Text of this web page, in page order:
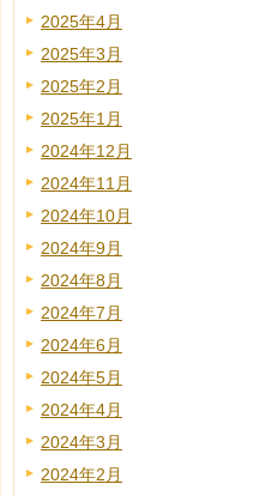
2025年4月
2025年3月
2025年2月
2025年1月
2024年12月
2024年11月
2024年10月
2024年9月
2024年8月
2024年7月
2024年6月
2024年5月
2024年4月
2024年3月
2024年2月